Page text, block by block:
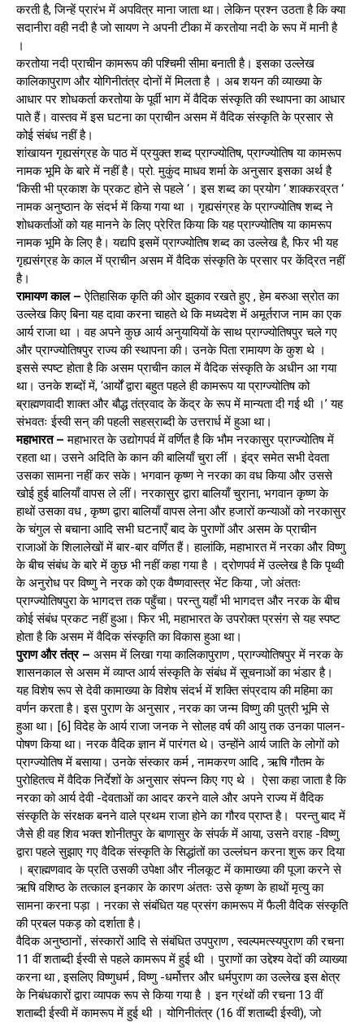
करती है, जिन्हें प्रारंभ में अपवित्र माना जाता था। लेकिन प्रश्न उठता है कि क्या
सदानीरा वही नदी है जो सायण ने अपनी टीका में करतोया नदी के रूप में मानी है
।
करतोया नदी प्राचीन कामरूप की पश्चिमी सीमा बनाती है। इसका उल्लेख
कालिकापुराण और योगिनीतंत्र दोनों में मिलता है । अब शयन की व्याख्या के
आधार पर शोधकर्ता करतोया के पूर्वी भाग में वैदिक संस्कृति की स्थापना का आधार
पाते हैं। वास्तव में इस घटना का प्राचीन असम में वैदिक संस्कृति के प्रसार से
कोई संबंध नहीं है।
शांखायन गृह्यसंग्रह के पाठ में प्रयुक्त शब्द प्राग्ज्योतिष, प्राग्ज्योतिष या कामरूप
नामक भूमि के बारे में नहीं है। प्रो. मुकुंद माधव शर्मा के अनुसार इसका अर्थ है
‘किसी भी प्रकाश के प्रकट होने से पहले ‘। इस शब्द का प्रयोग ‘ शाक्करव्रत ‘
नामक अनुष्ठान के संदर्भ में किया गया था । गृह्यसंग्रह के प्राग्ज्योतिष शब्द ने
शोधकर्ताओं को यह मानने के लिए प्रेरित किया कि यह प्राग्ज्योतिष या कामरूप
नामक भूमि के लिए है। यद्यपि इसमें प्राग्ज्योतिष शब्द का उल्लेख है, फिर भी यह
गृह्यसंग्रह के काल में प्राचीन असम में वैदिक संस्कृति के प्रसार पर केंद्रित नहीं
है।
रामायण काल – ऐतिहासिक कृति की ओर झुकाव रखते हुए , हेम बरुआ स्रोत का
उल्लेख किए बिना यह दावा करना चाहते थे कि मध्यदेश में अमूर्तराज नाम का एक
आर्य राजा था । वह अपने कुछ आर्य अनुयायियों के साथ प्राग्ज्योतिषपुर चले गए
और प्राग्ज्योतिषपुर राज्य की स्थापना की। उनके पिता रामायण के कुश थे ।
इससे स्पष्ट होता है कि असम प्राचीन काल में वैदिक संस्कृति के अधीन आ गया
था। उनके शब्दों में, ‘आर्यों द्वारा बहुत पहले ही कामरूप या प्राग्ज्योतिष को
ब्राह्मणवादी शाक्त और बौद्ध तंत्रवाद के केंद्र के रूप में मान्यता दी गई थी ।’ यह
संभवतः ईस्वी सन् की पहली सहस्राब्दी के उत्तरार्ध में हुआ था।
महाभारत – महाभारत के उद्योगपर्व में वर्णित है कि भौम नरकासुर प्राग्ज्योतिष में
रहता था। उसने अदिति के कान की बालियाँ चुरा लीं । इंद्र समेत सभी देवता
उसका सामना नहीं कर सके। भगवान कृष्ण ने नरका का वध किया और उससे
खोई हुई बालियाँ वापस ले लीं। नरकासुर द्वारा बालियाँ चुराना, भगवान कृष्ण के
हाथों उसका वध , कृष्ण द्वारा बालियाँ वापस लेना और हजारों कन्याओं को नरकासुर
के चंगुल से बचाना आदि सभी घटनाएँ बाद के पुराणों और असम के प्राचीन
राजाओं के शिलालेखों में बार-बार वर्णित हैं। हालांकि, महाभारत में नरका और विष्णु
के बीच संबंध के बारे में कुछ भी नहीं कहा गया है । द्रोणपर्व में उल्लेख है कि पृथ्वी
के अनुरोध पर विष्णु ने नरक को एक वैष्णवास्त्र भेंट किया , जो अंततः
प्राग्ज्योतिषपुरा के भागदत्त तक पहुँचा। परन्तु यहाँ भी भागदत्त और नरक के बीच
कोई संबंध प्रकट नहीं हुआ। फिर भी, महाभारत के उपरोक्त प्रसंग से यह स्पष्ट
होता है कि असम में वैदिक संस्कृति का विकास हुआ था।
पुराण और तंत्र – असम में लिखा गया कालिकापुराण , प्राग्ज्योतिषपुर में नरक के
शासनकाल से असम में व्याप्त आर्य संस्कृति के संबंध में सूचनाओं का भंडार है।
यह विशेष रूप से देवी कामाख्या के विशेष संदर्भ में शक्ति संप्रदाय की महिमा का
वर्णन करता है। इस पुराण के अनुसार , नरक का जन्म विष्णु की पुत्री भूमि से
हुआ था। [6] विदेह के आर्य राजा जनक ने सोलह वर्ष की आयु तक उनका पालन-
पोषण किया था। नरक वैदिक ज्ञान में पारंगत थे। उन्होंने आर्य जाति के लोगों को
प्राग्ज्योतिष में बसाया। उनके संस्कार कर्म , नामकरण आदि , ऋषि गौतम के
पुरोहितत्व में वैदिक निर्देशों के अनुसार संपन्न किए गए थे । ऐसा कहा जाता है कि
नरका को आर्य देवी -देवताओं का आदर करने वाले और अपने राज्य में वैदिक
संस्कृति के संरक्षक बनने वाले प्रथम राजा होने का गौरव प्राप्त है। परन्तु बाद में
जैसे ही वह शिव भक्त शोनीतपुर के बाणासुर के संपर्क में आया, उसने वराह -विष्णु
द्वारा पहले सुझाए गए वैदिक संस्कृति के सिद्धांतों का उल्लंघन करना शुरू कर दिया
। ब्राह्मणवाद के प्रति उसकी उपेक्षा और नीलकूट में कामाख्या की पूजा करने से
ऋषि वशिष्ठ के तत्काल इनकार के कारण अंततः उसे कृष्ण के हाथों मृत्यु का
सामना करना पड़ा । नरका से संबंधित यह प्रसंग कामरूप में फैली वैदिक संस्कृति
की प्रबल पकड़ को दर्शाता है।
वैदिक अनुष्ठानों , संस्कारों आदि से संबंधित उपपुराण , स्वल्पमत्स्यपुराण की रचना
11 वीं शताब्दी ईस्वी से पहले कामरूप में हुई थी । पुराणों का उद्देश्य वेदों की व्याख्या
करना था , इसलिए विष्णुधर्म , विष्णु -धर्मोत्तर और धर्मपुराण का उल्लेख इस क्षेत्र
के निबंधकारों द्वारा व्यापक रूप से किया गया है । इन ग्रंथों की रचना 13 वीं
शताब्दी ईस्वी में कामरूप में हुई थी । योगिनीतंत्र (16 वीं शताब्दी ईस्वी), जो